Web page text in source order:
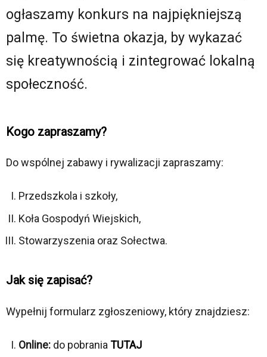
ogłaszamy konkurs na najpiękniejszą
palmę. To świetna okazja, by wykazać
się kreatywnością i zintegrować lokalną
społeczność.
Kogo zapraszamy?
Do wspólnej zabawy i rywalizacji zapraszamy:
Przedszkola i szkoły,
Koła Gospodyń Wiejskich,
Stowarzyszenia oraz Sołectwa.
Jak się zapisać?
Wypełnij formularz zgłoszeniowy, który znajdziesz:
Online: do pobrania TUTAJ